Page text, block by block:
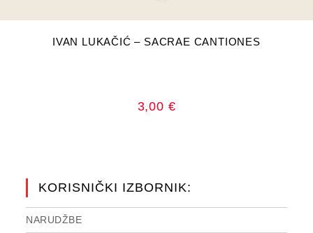
DODAJ U KOŠARICU
IVAN LUKAČIĆ – SACRAE CANTIONES
3,00 €
KORISNIČKI IZBORNIK:
NARUDŽBE